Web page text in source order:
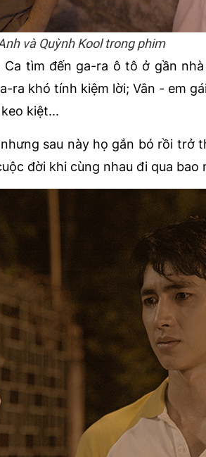
và Quỳnh Kool trong phim
tìm đến ga-ra ô tô ở gần
ra khó tính kiệm lời; Vân - em
kiệt...
sau này họ gắn bó rồi trở
đời khi cùng nhau đi qua bao